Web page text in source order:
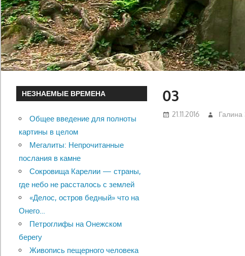
03
21.11.2016 Галина
НЕЗНАЕМЫЕ ВРЕМЕНА
Общее введение для полноты
картины в целом
Мегалиты: Непрочитанные
послания в камне
Сокровища Карелии — страны,
где небо не рассталось с землей
«Делос, остров бедный» что на
Онего…
Петроглифы на Онежском
берегу
Живопись пещерного человека